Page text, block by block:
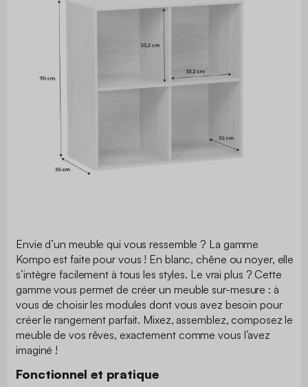
Envie d’un meuble qui vous ressemble ? La gamme
Kompo est faite pour vous ! En blanc, chêne ou noyer, elle
s’intègre facilement à tous les styles. Le vrai plus ? Cette
gamme vous permet de créer un meuble sur-mesure : à
vous de choisir les modules dont vous avez besoin pour
créer le rangement parfait. Mixez, assemblez, composez le
meuble de vos rêves, exactement comme vous l’avez
imaginé !
Fonctionnel et pratique